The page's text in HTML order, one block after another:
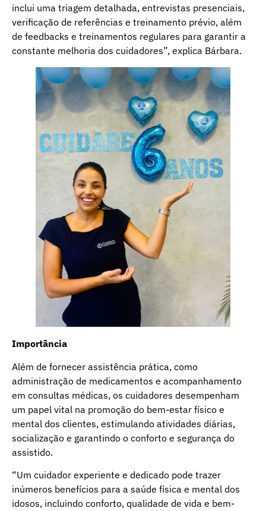
inclui uma triagem detalhada, entrevistas presenciais,
verificação de referências e treinamento prévio, além
de feedbacks e treinamentos regulares para garantir a
constante melhoria dos cuidadores”, explica Bárbara.
Importância
Além de fornecer assistência prática, como
administração de medicamentos e acompanhamento
em consultas médicas, os cuidadores desempenham
um papel vital na promoção do bem-estar físico e
mental dos clientes, estimulando atividades diárias,
socialização e garantindo o conforto e segurança do
assistido.
“Um cuidador experiente e dedicado pode trazer
inúmeros benefícios para a saúde física e mental dos
idosos, incluindo conforto, qualidade de vida e bem-